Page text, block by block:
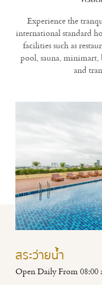
Experience the
international standard
facilities such as
pool, sauna,
and
สระว่ายน้ำ
Open Daily From 08:00